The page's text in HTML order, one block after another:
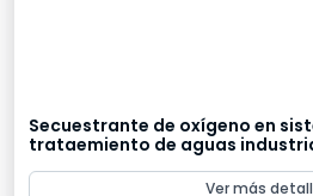
Secuestrante de oxígeno en
trataemiento de aguas
Ver más